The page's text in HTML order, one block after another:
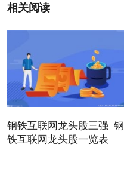
相关阅读
钢铁互联网龙头股三强_钢
铁互联网龙头股一览表